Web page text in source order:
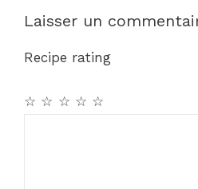
Laisser un
Recipe rating
☆
☆
☆
☆
☆